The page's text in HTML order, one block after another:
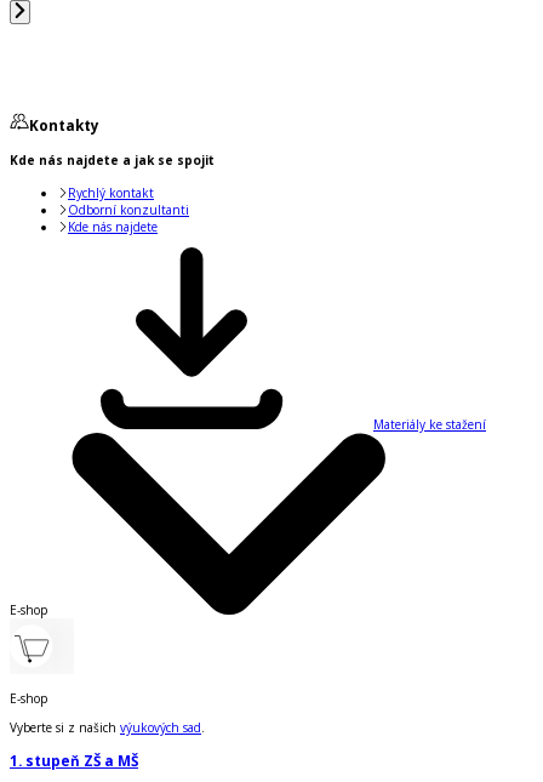
Kontakty
Kde nás najdete a jak se spojit
Rychlý kontakt
Odborní konzultanti
Kde nás najdete
Materiály ke stažení
E-shop
E-shop
Vyberte si z našich výukových sad.
1. stupeň ZŠ a MŠ